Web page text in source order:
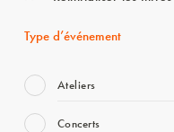
Type d’événement
Ateliers
Concerts